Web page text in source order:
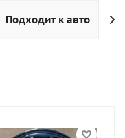
Подходит к авто